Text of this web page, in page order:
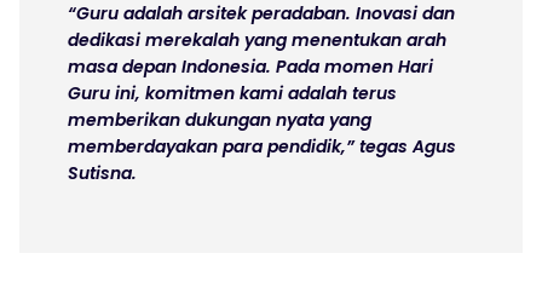
“Guru adalah arsitek peradaban. Inovasi dan
dedikasi merekalah yang menentukan arah
masa depan Indonesia. Pada momen Hari
Guru ini, komitmen kami adalah terus
memberikan dukungan nyata yang
memberdayakan para pendidik,” tegas Agus
Sutisna.